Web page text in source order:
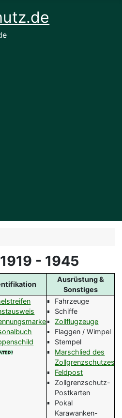
- 1945
Ausrüstung &
Sonstiges
Fahrzeuge
Schiffe
Zollflugzeuge
Flaggen / Wimpel
Stempel
Marschlied des
Zollgrenzschutzes
Feldpost
Zollgrenzschutz-
Postkarten
Pokal
Karawanken-